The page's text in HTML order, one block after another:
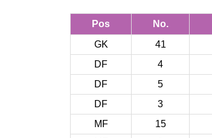
Pos No.
GK
41
DF
4
DF
5
DF
3
MF
15